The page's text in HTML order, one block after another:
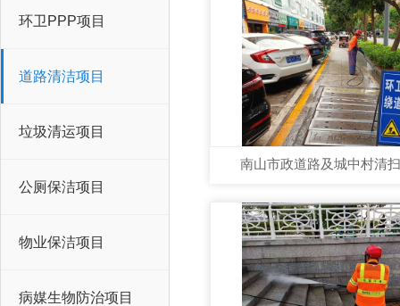
环卫PPP项目
道路清洁项目
垃圾清运项目
公厕保洁项目
物业保洁项目
病媒生物防治项目
南山市政道路及城中村清